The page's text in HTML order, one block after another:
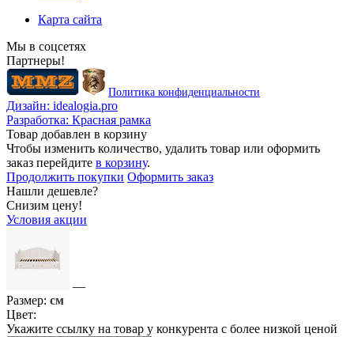
Карта сайта
Мы в соцсетях
Партнеры!
Политика конфиденциальности
Дизайн: idealogia.pro
Разработка: Красная рамка
Товар добавлен в корзину
Чтобы изменить количество, удалить товар или оформить
заказ перейдите в корзину.
Продолжить покупки Оформить заказ
Нашли дешевле?
Снизим цену!
Условия акции
—
Размер: см
Цвет:
Укажите ссылку на товар у конкурента с более низкой ценой